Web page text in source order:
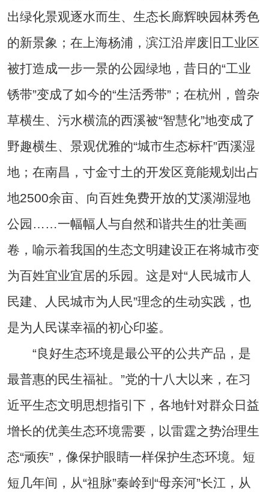
出绿化景观逐水而生、生态长廊辉映园林秀色
的新景象；在上海杨浦，滨江沿岸废旧工业区
被打造成一步一景的公园绿地，昔日的“工业
锈带”变成了如今的“生活秀带”；在杭州，曾杂
草横生、污水横流的西溪被“智慧化”地变成了
野趣横生、景观优雅的“城市生态标杆”西溪湿
地；在南昌，寸金寸土的开发区竟能规划出占
地2500余亩、向百姓免费开放的艾溪湖湿地
公园……一幅幅人与自然和谐共生的壮美画
卷，喻示着我国的生态文明建设正在将城市变
为百姓宜业宜居的乐园。这是对“人民城市人
民建、人民城市为人民”理念的生动实践，也
是为人民谋幸福的初心印鉴。
“良好生态环境是最公平的公共产品，是
最普惠的民生福祉。”党的十八大以来，在习
近平生态文明思想指引下，各地针对群众日益
增长的优美生态环境需要，以雷霆之势治理生
态“顽疾”，像保护眼睛一样保护生态环境。短
短几年间，从“祖脉”秦岭到“母亲河”长江，从